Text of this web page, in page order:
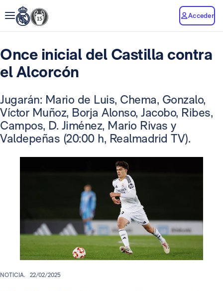
Acceder
Once inicial del Castilla contra
el Alcorcón
Jugarán: Mario de Luis, Chema, Gonzalo,
Víctor Muñoz, Borja Alonso, Jacobo, Ribes,
Campos, D. Jiménez, Mario Rivas y
Valdepeñas (20:00 h, Realmadrid TV).
NOTICIA. 22/02/2025